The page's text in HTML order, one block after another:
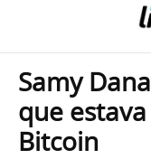
Samy
que
Bitcoin